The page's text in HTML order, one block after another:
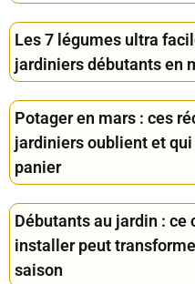
Les 7 légumes ultra
jardiniers débutants en
Potager en mars : ces
jardiniers oublient et
panier
Débutants au jardin : ce
installer peut
saison